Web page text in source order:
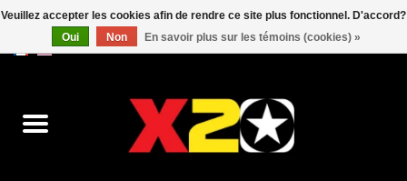
0 Articles - C$0.00
Veuillez accepter les cookies afin de rendre ce site plus fonctionnel. D'accord?
Oui
Non En savoir plus sur les témoins (cookies) »